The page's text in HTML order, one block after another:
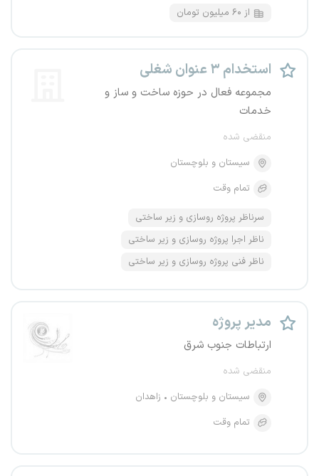
از ۶۰ میلیون تومان
استخدام ۳ عنوان شغلی
مجموعه فعال در حوزه ساخت و ساز و
خدمات
منقضی شده
سیستان و بلوچستان
تمام وقت
سرناظر پروژه روسازی و زیر ساختی
ناظر اجرا پروژه روسازی و زیر ساختی
ناظر فنی پروژه روسازی و زیر ساختی
مدیر پروژه
ارتباطات جنوب شرق
منقضی شده
سیستان و بلوچستان
زاهدان
تمام وقت